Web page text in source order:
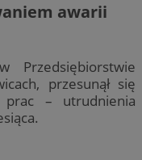
awarii
Przedsiębiorstwie
przesunął się
prac – utrudnienia